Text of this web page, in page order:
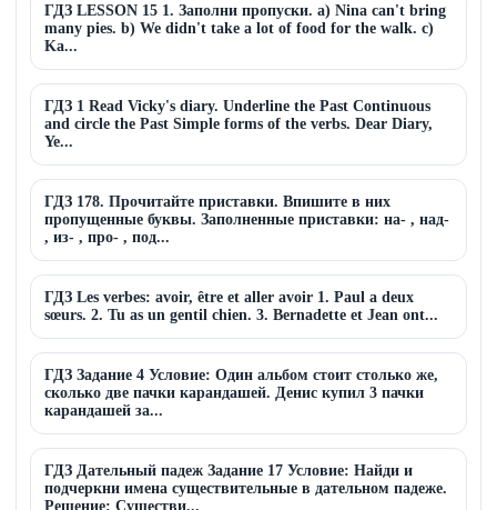
ГДЗ LESSON 15 1. Заполни пропуски. a) Nina can't bring
many pies. b) We didn't take a lot of food for the walk. c)
Ka...
ГДЗ 1 Read Vicky's diary. Underline the Past Continuous
and circle the Past Simple forms of the verbs. Dear Diary,
Ye...
ГДЗ 178. Прочитайте приставки. Впишите в них
пропущенные буквы. Заполненные приставки: на- , над-
, из- , про- , под...
ГДЗ Les verbes: avoir, être et aller avoir 1. Paul a deux
sœurs. 2. Tu as un gentil chien. 3. Bernadette et Jean ont...
ГДЗ Задание 4 Условие: Один альбом стоит столько же,
сколько две пачки карандашей. Денис купил 3 пачки
карандашей за...
ГДЗ Дательный падеж Задание 17 Условие: Найди и
подчеркни имена существительные в дательном падеже.
Решение: Существи...